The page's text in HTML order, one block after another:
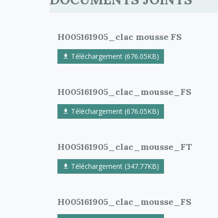
H005161905_clac mousse FS
Téléchargement (676.05KB)
H005161905_clac_mousse_FS
Téléchargement (676.05KB)
H005161905_clac_mousse_FT
Téléchargement (347.77KB)
H005161905_clac_mousse_FS